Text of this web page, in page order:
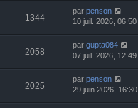
1344
par penson
10 juil. 2026, 06:50
2058
par gupta084
07 juil. 2026, 12:49
2025
par penson
29 juin 2026, 16:30